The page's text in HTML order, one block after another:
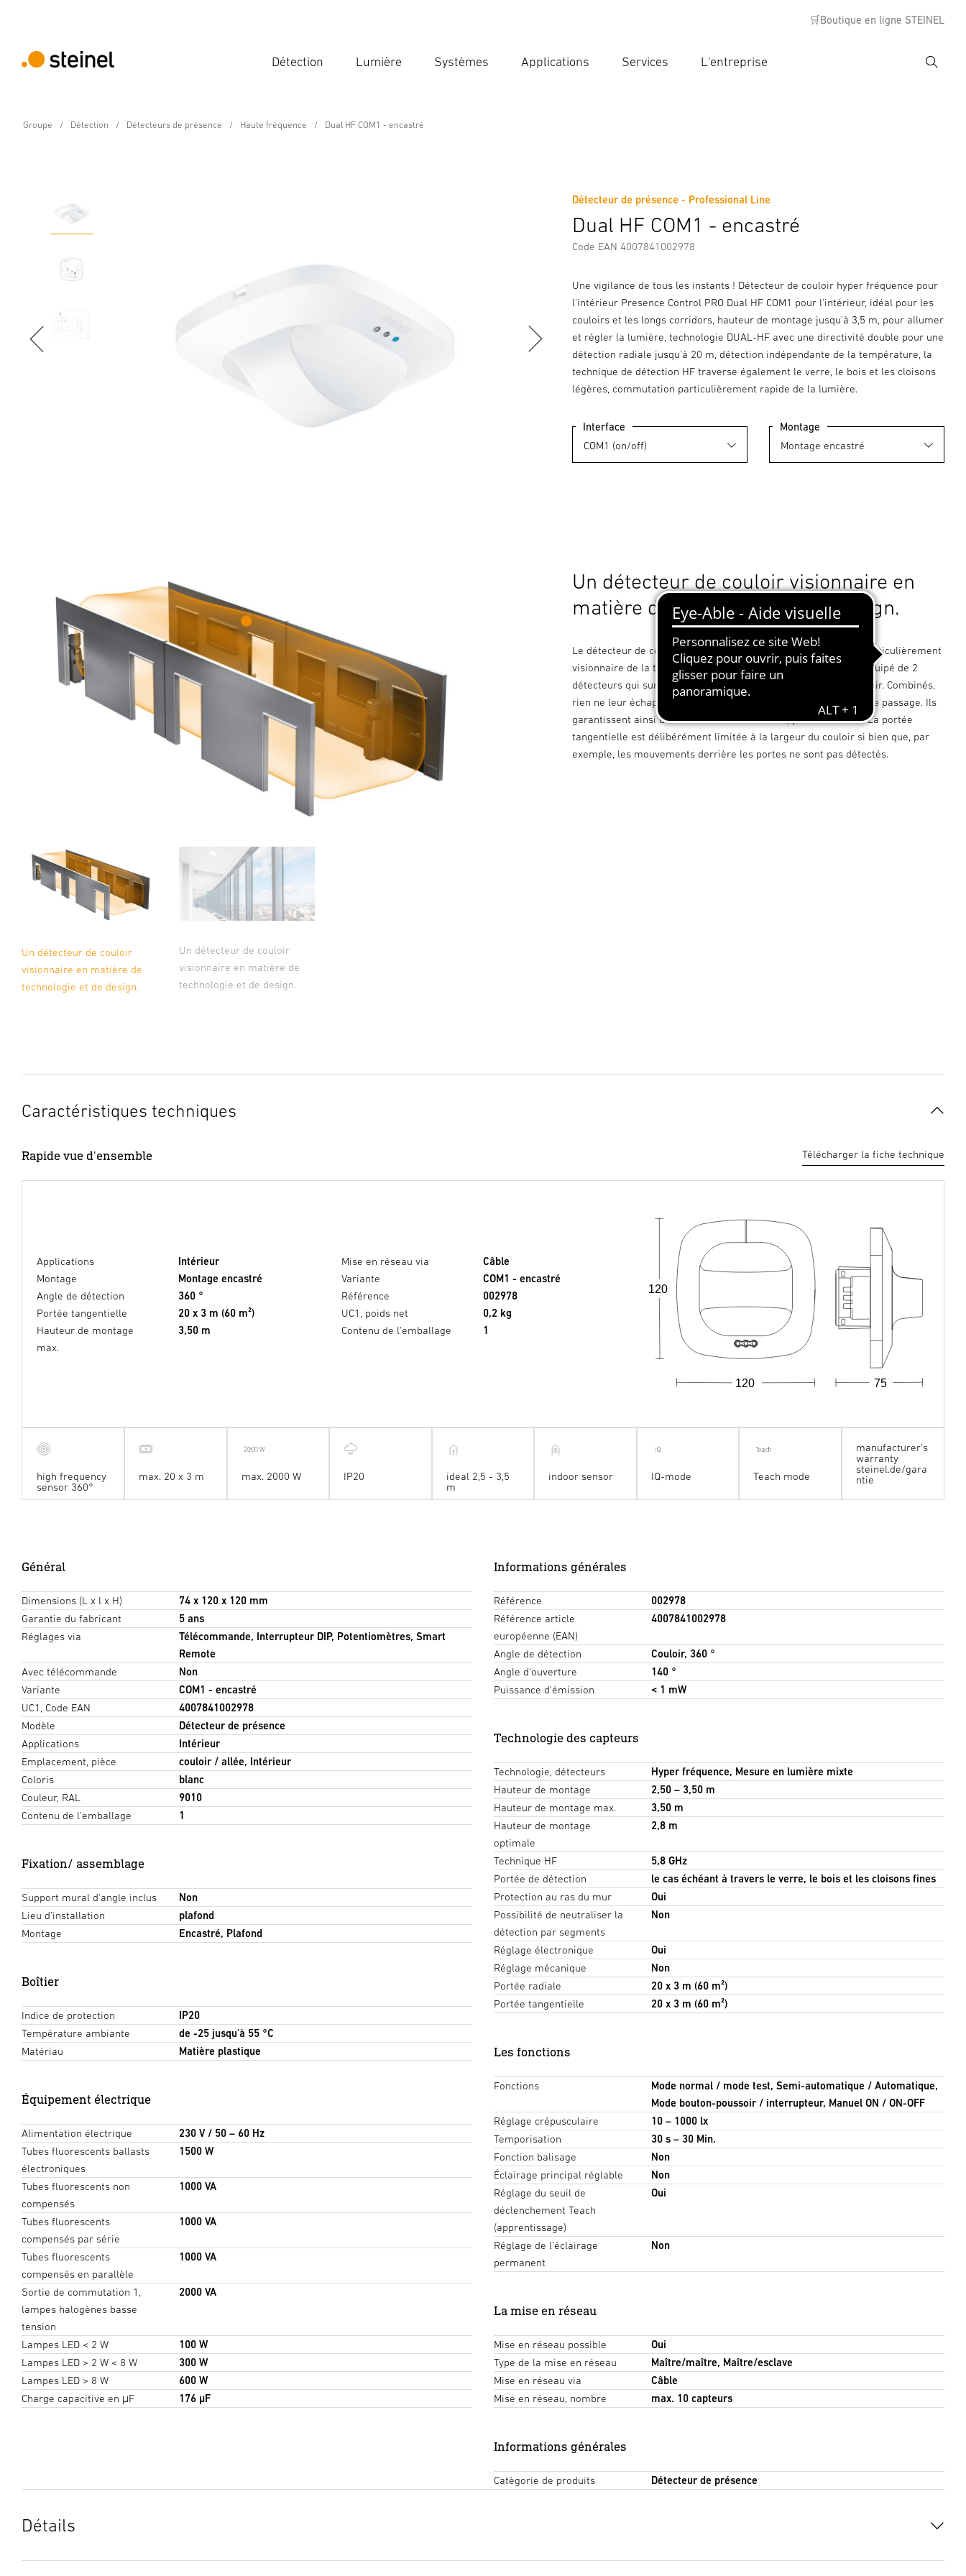
🛒Boutique en ligne STEINEL
Détection Lumière Systèmes Applications Services L'entreprise
Groupe Détection Détecteurs de présence Haute fréquence Dual HF COM1 - encastré
Détecteur de présence - Professional Line
Dual HF COM1 - encastré
Code EAN 4007841002978
Une vigilance de tous les instants ! Détecteur de couloir hyper fréquence pour
l'intérieur Presence Control PRO Dual HF COM1 pour l'intérieur, idéal pour les
couloirs et les longs corridors, hauteur de montage jusqu'à 3,5 m, pour allumer
et régler la lumière, technologie DUAL-HF avec une directivité double pour une
détection radiale jusqu'à 20 m, détection indépendante de la température, la
technique de détection HF traverse également le verre, le bois et les cloisons
légères, commutation particulièrement rapide de la lumière.
Interface Montage
Caractéristiques Consignes de Sécurité et Avertissements Informations sur le fabricant
Un détecteur de couloir
visionnaire en matière de
technologie et de design.
Un détecteur de couloir
visionnaire en matière de
technologie et de design.
Un détecteur de couloir visionnaire en
matière de technologie et de design.
Le détecteur de couloir Dual HF fonctionne avec une variante particulièrement
visionnaire de la technologie hyperfréquence. Ce système est équipé de 2
détecteurs qui surveillent respectivement une direction du couloir. Combinés,
rien ne leur échappe dans un rayon de 20 mètres dans le sens de passage. Ils
garantissent ainsi une surveillance sans faille, précise et sûre. La portée
tangentielle est délibérément limitée à la largeur du couloir si bien que, par
exemple, les mouvements derrière les portes ne sont pas détectés.
Caractéristiques techniques
Rapide vue d'ensemble Télécharger la fiche technique
Applications
Intérieur
Montage
Montage encastré
Angle de détection
360 °
Portée tangentielle
20 x 3 m (60 m²)
Hauteur de montage
max.
3,50 m
Mise en réseau via
Câble
Variante
COM1 - encastré
Référence
002978
UC1, poids net
0,2 kg
Contenu de l'emballage
1
75
120
120
high frequency
sensor 360°
max. 20 x 3 m max. 2000 W IP20
ideal 2,5 - 3,5
m
indoor sensor IQ-mode Teach mode
manufacturer's
warranty
steinel.de/gara
ntie
Général
Dimensions (L x l x H)
74 x 120 x 120 mm
Garantie du fabricant
5 ans
Réglages via
Télécommande, Interrupteur DIP, Potentiomètres, Smart
Remote
Avec télécommande
Non
Variante
COM1 - encastré
UC1, Code EAN
4007841002978
Modèle
Détecteur de présence
Applications
Intérieur
Emplacement, pièce
couloir / allée, Intérieur
Coloris
blanc
Couleur, RAL
9010
Contenu de l'emballage
1
Fixation/ assemblage
Support mural d'angle inclus
Non
Lieu d'installation
plafond
Montage
Encastré, Plafond
Boîtier
Indice de protection
IP20
Température ambiante
de -25 jusqu'à 55 °C
Matériau
Matière plastique
Équipement électrique
Alimentation électrique
230 V / 50 – 60 Hz
Tubes fluorescents ballasts
électroniques
1500 W
Tubes fluorescents non
compensés
1000 VA
Tubes fluorescents
compensés par série
1000 VA
Tubes fluorescents
compensés en parallèle
1000 VA
Sortie de commutation 1,
lampes halogènes basse
tension
2000 VA
Lampes LED < 2 W
100 W
Lampes LED > 2 W < 8 W
300 W
Lampes LED > 8 W
600 W
Charge capacitive en μF
176 µF
Informations générales
Référence
002978
Référence article
européenne (EAN)
4007841002978
Angle de détection
Couloir, 360 °
Angle d'ouverture
140 °
Puissance d'émission
< 1 mW
Technologie des capteurs
Technologie, détecteurs
Hyper fréquence, Mesure en lumière mixte
Hauteur de montage
2,50 – 3,50 m
Hauteur de montage max.
3,50 m
Hauteur de montage
optimale
2,8 m
Technique HF
5,8 GHz
Portée de détection
le cas échéant à travers le verre, le bois et les cloisons fines
Protection au ras du mur
Oui
Possibilité de neutraliser la
détection par segments
Non
Réglage électronique
Oui
Réglage mécanique
Non
Portée radiale
20 x 3 m (60 m²)
Portée tangentielle
20 x 3 m (60 m²)
Les fonctions
Fonctions
Mode normal / mode test, Semi-automatique / Automatique,
Mode bouton-poussoir / interrupteur, Manuel ON / ON-OFF
Réglage crépusculaire
10 – 1000 lx
Temporisation
30 s – 30 Min.
Fonction balisage
Non
Éclairage principal réglable
Non
Réglage du seuil de
déclenchement Teach
(apprentissage)
Oui
Réglage de l'éclairage
permanent
Non
La mise en réseau
Mise en réseau possible
Oui
Type de la mise en réseau
Maître/maître, Maître/esclave
Mise en réseau via
Câble
Mise en réseau, nombre
max. 10 capteurs
Informations générales
Catègorie de produits Détecteur de présence
Détails